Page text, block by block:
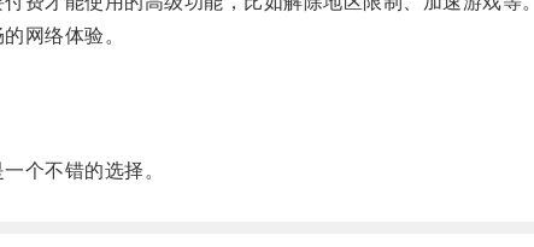
网络体验。
个不错的选择。